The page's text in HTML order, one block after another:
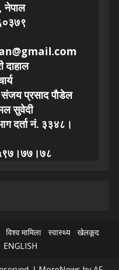
नेपाल
दाहाल
प्रसाद पाैडेल
सुवेदी
दर्ता नं. ३३४८।
विश्व मामिला स्वास्थ्य
खेलकूद
ENGLISH